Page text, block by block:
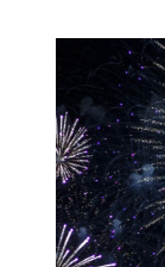
de valg,